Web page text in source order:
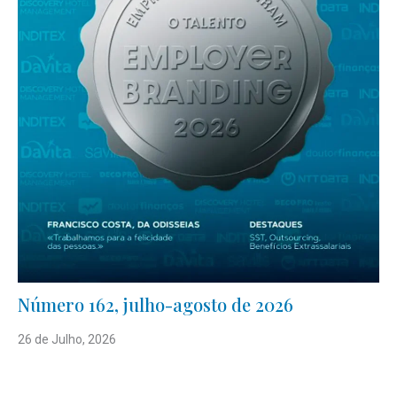
Número 162, julho-agosto de 2026
26 de Julho, 2026